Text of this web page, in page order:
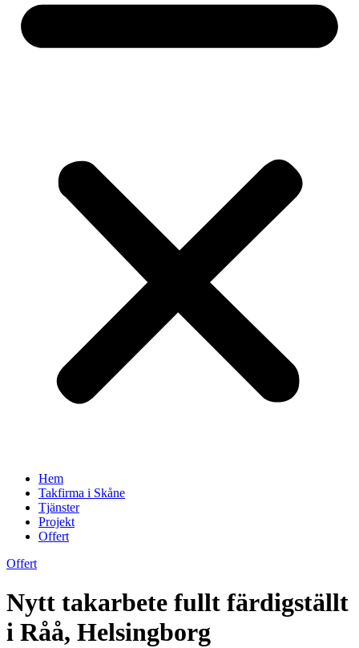
Hem
Takfirma i Skåne
Tjänster
Projekt
Offert
Offert
Nytt takarbete fullt färdigställt
i Råå, Helsingborg